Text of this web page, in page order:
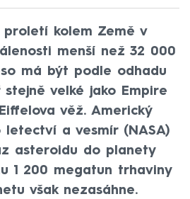
kolem Země v
menší než 32 000
má být podle odhadu
velké jako Empire
věž. Americký
a vesmír (NASA)
asteroidu do planety
1 200 megatun trhaviny
však nezasáhne.